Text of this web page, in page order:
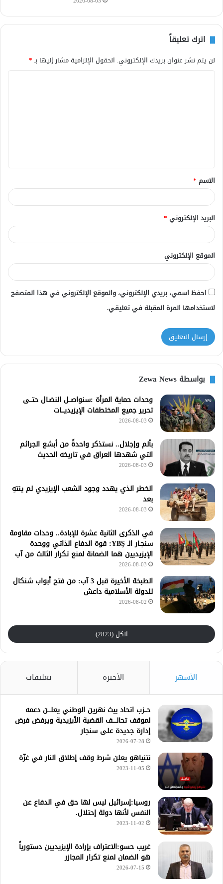
اترك تعليقاً
لن يتم نشر عنوان بريدك الإلكتروني. الحقول الإلزامية مشار إليها بـ*
ق
*
الاسم *
البريد الإلكتروني *
الموقع الإلكتروني
احفظ اسمي، بريدي الإلكتروني، والموقع الإلكتروني في هذا المتصفح
لاستخدامها المرة المقبلة في تعليقي.
بواسطة Zewa News
وحدات حماية المرأة :سنواصــل النضـال حتــى
تحرير جميع المختطفات الإيزيديـــات
2026-08-03
بألم وإجلال.. نستذكر واحدةً من أبشع الجرائم
التي شهدها العراق في تاريخه الحديث
2026-08-03
الخطر الذي يهدد وجود الشعب الإيزيدي لم ينتهِ
بعد
2026-08-03
في الذكرى الثانية عشرة للإبادة.. وحدات مقاومة
سنجـار الـ YBŞ: قوة الدفاع الذاتي ووحدة
الإيزيديين هما الضمانة لمنع تكرار الثالث من آب
2026-08-03
الطبخة الأخيرة قبل 3 آب: من فتح أبواب شنكال
للدولة الأسلامية داعش
2026-08-02
الكل (2823)
الأشهر الأخيرة تعليقات
حــزب اتحاد بيث نهرين الوطني يعلـــن دعمه
لموقف تحالــــف القضية الأيزيدية ويرفض فرض
إدارة جديدة على سنجار
2026-07-28
نتنياهو يعلن شرط وقف إطلاق النار في غزّة
2023-11-05
روسيا:إسرائيل ليس لها حق في الدفاع عن
النفس لأنها دولة إحتلال.
2023-11-02
غريب حسو:الاعتراف بإرادة الإيزيديين دستورياً
هو الضمان لمنع تكرار المجازر
2026-07-15